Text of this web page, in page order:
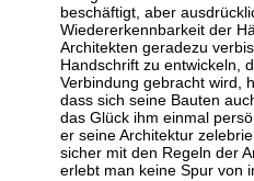
beschäftigt, aber
Wiedererkennbarkeit der
Architekten geradezu
Handschrift zu entwickeln,
Verbindung gebracht wird,
dass sich seine Bauten
das Glück ihm einmal
er seine Architektur
sicher mit den Regeln der
erlebt man keine Spur von